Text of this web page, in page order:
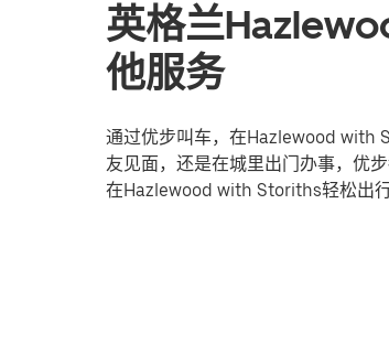
英格兰
他服务
通过优步叫车，在Hazlewood with
友见面，还是在城里出门办事，优
在Hazlewood with Storiths轻松出行